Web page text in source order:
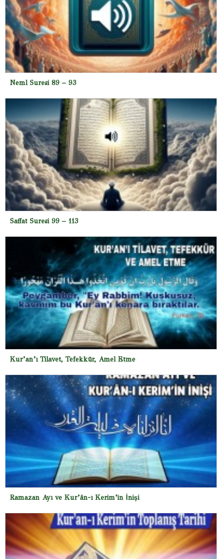
Neml Suresi 89 – 93
Saffat Suresi 99 – 113
Kur’an’ı Tilavet, Tefekkür, Amel Etme
Ramazan Ayı ve Kur’ân-ı Kerim’in İnişi